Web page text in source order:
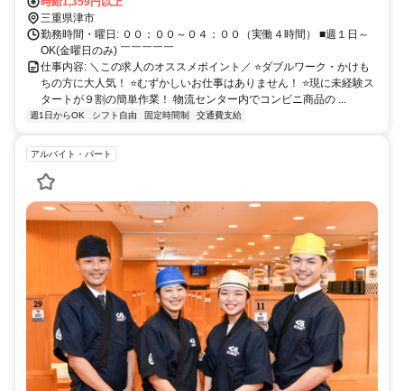
三重県津市
勤務時間・曜日: ００：００～０４：００（実働４時間） ■週１日～
OK(金曜日のみ) ￣￣￣￣￣
仕事内容: ＼この求人のオススメポイント／ ⭐️ダブルワーク・かけも
ちの方に大人気！ ⭐️むずかしいお仕事はありません！ ⭐️現に未経験ス
タートが９割の簡単作業！ 物流センター内でコンビニ商品の ...
週1日からOK シフト自由 固定時間制 交通費支給
アルバイト・パート